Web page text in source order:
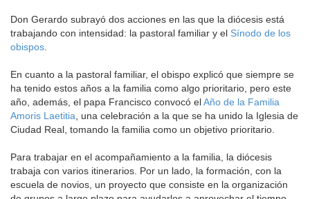
Don Gerardo subrayó dos acciones en las que la diócesis está
trabajando con intensidad: la pastoral familiar y el Sínodo de los
obispos
En cuanto a la pastoral familiar, el obispo explicó que siempre se
ha tenido estos años a la familia como algo prioritario, pero este
año, además, el papa Francisco convocó elAño de la Familia
Amoris Laetitia , una celebración a la que se ha unido la Iglesia de
Ciudad Real, tomando la familia como un objetivo prioritario.
Para trabajar en el acompañamiento a la familia, la diócesis
trabaja con varios itinerarios. Por un lado, la formación, con la
escuela de novios, un proyecto que consiste en la organización